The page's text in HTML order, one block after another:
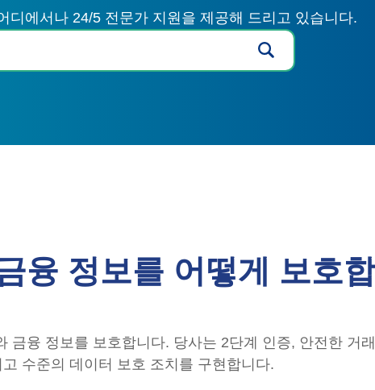
디에서나 24/5 전문가 지원을 제공해 드리고 있습니다.
융 정보를 어떻게 보호
금융 정보를 보호합니다. 당사는 2단계 인증, 안전한 거
수준의 데이터 보호 조치를 구현합니다.